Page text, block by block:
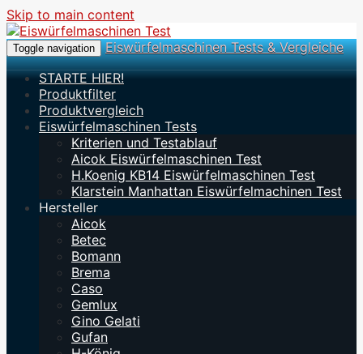
Skip to main content
Toggle navigation
Eiswürfelmaschinen Tests & Vergleiche
STARTE HIER!
Produktfilter
Produktvergleich
Eiswürfelmaschinen Tests
Kriterien und Testablauf
Aicok Eiswürfelmaschinen Test
H.Koenig KB14 Eiswürfelmaschinen Test
Klarstein Manhattan Eiswürfelmachinen Test
Hersteller
Aicok
Betec
Bomann
Brema
Caso
Gemlux
Gino Gelati
Gufan